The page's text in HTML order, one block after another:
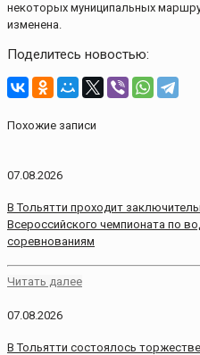
некоторых муниципальных
изменена.
Поделитесь новостью:
Похожие записи
07.08.2026
В Тольятти проходит
Всероссийского чемпионата по
соревнованиям
Читать далее
07.08.2026
В Тольятти состоялось